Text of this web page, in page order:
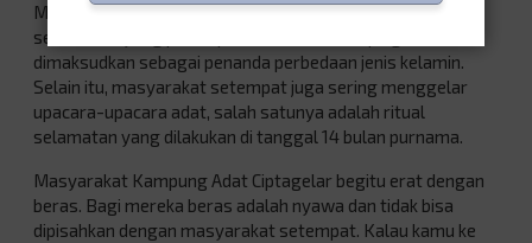
Misalnya, untuk laki-laki diharuskan memakai ikat kepala
sementara yang perempuan memakai samping. Ini
dimaksudkan sebagai penanda perbedaan jenis kelamin.
Selain itu, masyarakat setempat juga sering menggelar
upacara-upacara adat, salah satunya adalah ritual
selamatan yang dilakukan di tanggal 14 bulan purnama.
Masyarakat Kampung Adat Ciptagelar begitu erat dengan
beras. Bagi mereka beras adalah nyawa dan tidak bisa
dipisahkan dengan masyarakat setempat. Kalau kamu ke